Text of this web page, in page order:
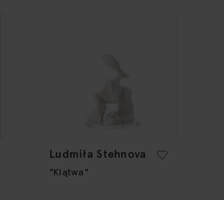
Ludmiła Stehnova
"Klątwa"